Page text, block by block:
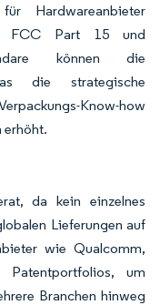
Hardwareanbieter
FCC Part 15 und
können die
die strategische
Know-how
erhöht.
da kein einzelnes
Lieferungen auf
wie Qualcomm,
um
Branchen hinweg